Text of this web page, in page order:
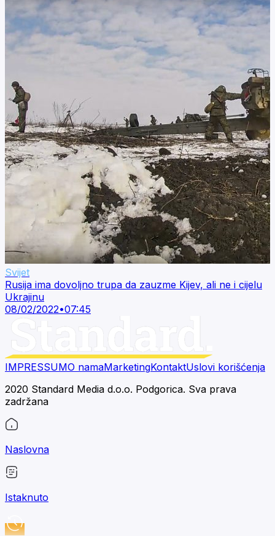
Svijet
Rusija ima dovoljno trupa da zauzme Kijev, ali ne i cijelu
Ukrajinu
08/02/2022•07:45
IMPRESSUMO namaMarketingKontaktUslovi korišćenja
2020 Standard Media d.o.o. Podgorica. Sva prava
zadržana
Naslovna
Istaknuto